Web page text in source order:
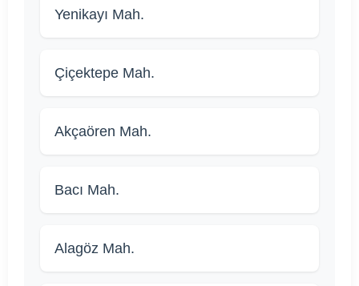
Yenikayı Mah.
Çiçektepe Mah.
Akçaören Mah.
Bacı Mah.
Alagöz Mah.